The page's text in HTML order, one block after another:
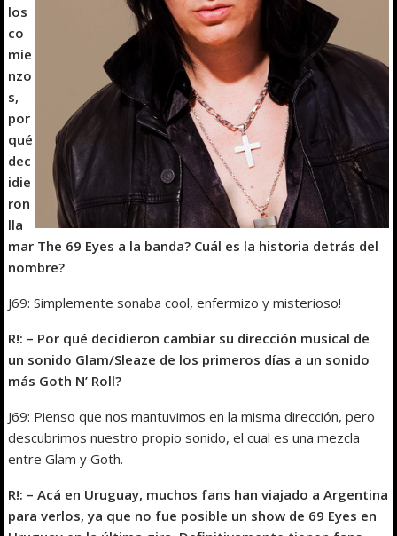
los
co
mie
nzo
s,
por
qué
dec
idie
ron
lla
mar The 69 Eyes a la banda? Cuál es la historia detrás del
nombre?
J69: Simplemente sonaba cool, enfermizo y misterioso!
R!: – Por qué decidieron cambiar su dirección musical de
un sonido Glam/Sleaze de los primeros días a un sonido
más Goth N’ Roll?
J69: Pienso que nos mantuvimos en la misma dirección, pero
descubrimos nuestro propio sonido, el cual es una mezcla
entre Glam y Goth.
R!: – Acá en Uruguay, muchos fans han viajado a Argentina
para verlos, ya que no fue posible un show de 69 Eyes en